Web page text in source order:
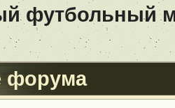
футбольный
форума